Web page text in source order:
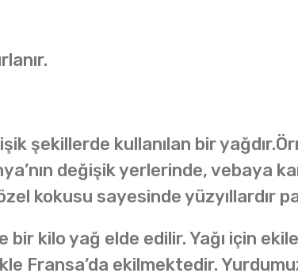
şekillerde kullanılan bir
değişik yerlerinde, vebaya
kokusu sayesinde yüzyıllardır
bir kilo yağ elde edilir. Yağı için
Fransa’da ekilmektedir.